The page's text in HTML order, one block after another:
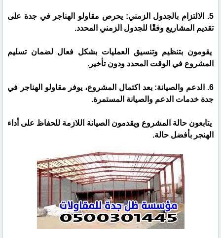
5. الالتزام بالجدول الزمني: يحرص مقاولو الهناجر في جدة على
تقديم المشاريع وفقًا للجدول الزمني المحدد.
يقومون بتنظيم وتنسيق العمليات بشكل فعال لضمان تسليم
المشروع في الوقت المحدد ودون تأخير.
6. الدعم والصيانة: بعد اكتمال المشروع، يوفر مقاولو الهناجر في
جدة خدمات الدعم والصيانة المستمرة.
يتابعون حالة المشروع ويقدمون الصيانة اللازمة للحفاظ على أداء
الهنجر بأفضل حالة.